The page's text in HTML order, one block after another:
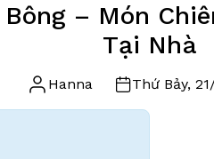
– Món
Tại Nhà
Hanna Thứ Bảy,